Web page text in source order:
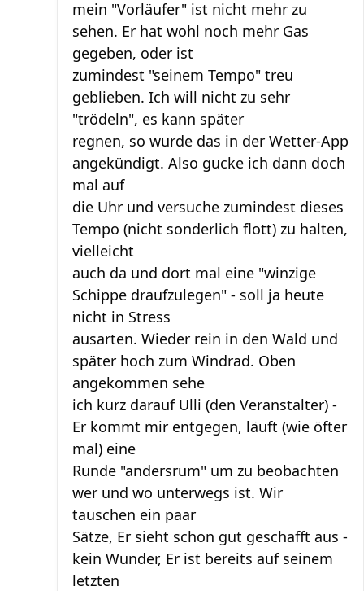
mein "Vorläufer" ist nicht mehr zu
sehen. Er hat wohl noch mehr Gas
gegeben, oder ist
zumindest "seinem Tempo" treu
geblieben. Ich will nicht zu sehr
"trödeln", es kann später
regnen, so wurde das in der Wetter-App
angekündigt. Also gucke ich dann doch
mal auf
die Uhr und versuche zumindest dieses
Tempo (nicht sonderlich flott) zu halten,
vielleicht
auch da und dort mal eine "winzige
Schippe draufzulegen" - soll ja heute
nicht in Stress
ausarten. Wieder rein in den Wald und
später hoch zum Windrad. Oben
angekommen sehe
ich kurz darauf Ulli (den Veranstalter) -
Er kommt mir entgegen, läuft (wie öfter
mal) eine
Runde "andersrum" um zu beobachten
wer und wo unterwegs ist. Wir
tauschen ein paar
Sätze, Er sieht schon gut geschafft aus -
kein Wunder, Er ist bereits auf seinem
letzten